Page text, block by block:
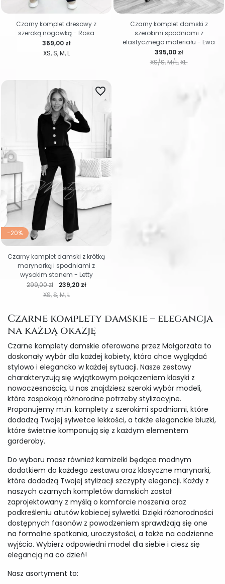
XS S M L
Cena
369,00 zł
Czarny komplet dresowy z
szeroką nogawką - Rosa
XS/S M/L XL.
Cena
395,00 zł
Czarny komplet damski z
szerokimi spodniami z
elastycznego materiału - Ewa
-20%
XS S M L
favorite_border
Cena regularna
299,00 zł Cena
239,20 zł
Czarny komplet damski z krótką
marynarką i spodniami z
wysokim stanem - Letty
Czarne komplety damskie – elegancja
na każdą okazję
Czarne komplety damskie oferowane przez Małgorzata to
doskonały wybór dla każdej kobiety, która chce wyglądać
stylowo i elegancko w każdej sytuacji. Nasze zestawy
charakteryzują się wyjątkowym połączeniem klasyki z
nowoczesnością. U nas znajdziesz szeroki wybór modeli,
które zaspokoją różnorodne potrzeby stylizacyjne.
Proponujemy m.in. komplety z szerokimi spodniami, które
dodadzą Twojej sylwetce lekkości, a także eleganckie bluzki,
które świetnie komponują się z każdym elementem
garderoby.
Do wyboru masz również kamizelki będące modnym
dodatkiem do każdego zestawu oraz klasyczne marynarki,
które dodadzą Twojej stylizacji szczypty elegancji. Każdy z
naszych czarnych kompletów damskich został
zaprojektowany z myślą o komforcie noszenia oraz
podkreśleniu atutów kobiecej sylwetki. Dzięki różnorodności
dostępnych fasonów z powodzeniem sprawdzają się one
na formalne spotkania, uroczystości, a także na codzienne
wyjścia. Wybierz odpowiedni model dla siebie i ciesz się
elegancją na co dzień!
Nasz asortyment to: